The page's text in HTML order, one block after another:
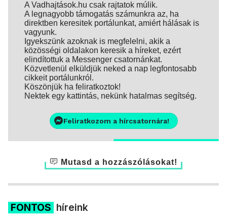
A Vadhajtások.hu csak rajtatok múlik.
A legnagyobb támogatás számunkra az, ha
direktben keresitek portálunkat, amiért hálásak is
vagyunk.
Igyekszünk azoknak is megfelelni, akik a
közösségi oldalakon keresik a híreket, ezért
elindítottuk a Messenger csatornánkat.
Közvetlenül elküldjük neked a nap legfontosabb
cikkeit portálunkról.
Köszönjük ha feliratkoztok!
Nektek egy kattintás, nekünk hatalmas segítség.
Feliratkozom a hírcsatornára!
Mutasd a hozzászólásokat!
FONTOS híreink